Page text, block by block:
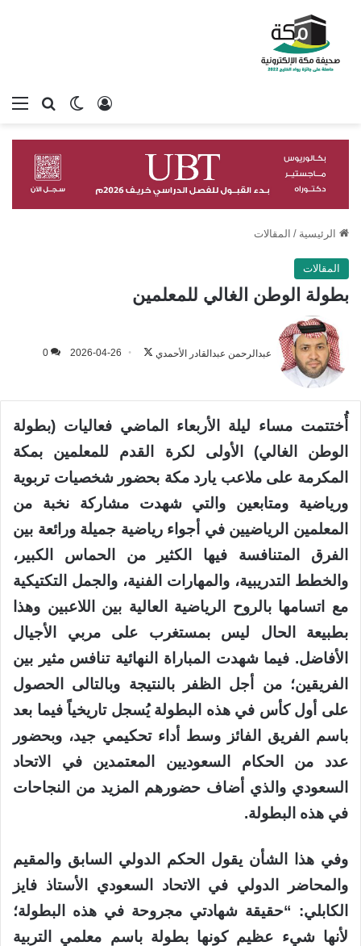
بحثالوضع
تسجيل الدخول
الرئيسية / المقالات
المقالات
بطولة الوطن الغالي للمعلمين
عبدالرحمن عبدالقادر الأحمدي
على
2026-04-26
0
أُختتمت مساء ليلة الأربعاء الماضي فعاليات (بطولة
الوطن الغالي) الأولى لكرة القدم للمعلمين بمكة
المكرمة على ملاعب يارد مكة بحضور شخصيات تربوية
ورياضية ومتابعين والتي شهدت مشاركة نخبة من
المعلمين الرياضيين في أجواء رياضية جميلة ورائعة بين
الفرق المتنافسة فيها الكثير من الحماس الكبير،
والخطط التدريبية، والمهارات الفنية، والجمل التكتيكية
مع اتسامها بالروح الرياضية العالية بين اللاعبين وهذا
بطبيعة الحال ليس بمستغرب على مربي الأجيال
الأفاضل. فيما شهدت المباراة النهائية تنافس مثير بين
الفريقين؛ من أجل الظفر بالنتيجة وبالتالى الحصول
على أول كأس في هذه البطولة يُسجل تاريخياً فيما بعد
باسم الفريق الفائز وسط أداء تحكيمي جيد، وبحضور
عدد من الحكام السعوديين المعتمدين في الاتحاد
السعودي والذي أضاف حضورهم المزيد من النجاحات
في هذه البطولة.
وفي هذا الشأن يقول الحكم الدولي السابق والمقيم
والمحاضر الدولي في الاتحاد السعودي الأستاذ فايز
الكابلي: “حقيقة شهادتي مجروحة في هذه البطولة؛
لأنها شيء عظيم كونها بطولة باسم معلمي التربية